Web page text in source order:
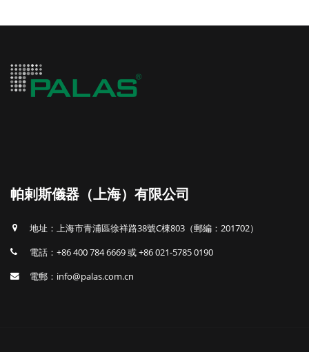
帕剌斯儀器（上海）有限公司
地址：上海市青浦區徐祥路38號C棟803（郵編：201702）
電話：+86 400 784 6669 或 +86 021-5785 0190
電郵：info@palas.com.cn